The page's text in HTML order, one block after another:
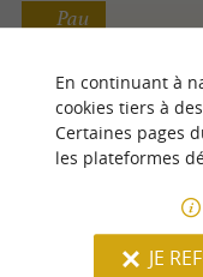
Pau
En continuant à
cookies tiers à
Certaines pages
les plateformes
JE